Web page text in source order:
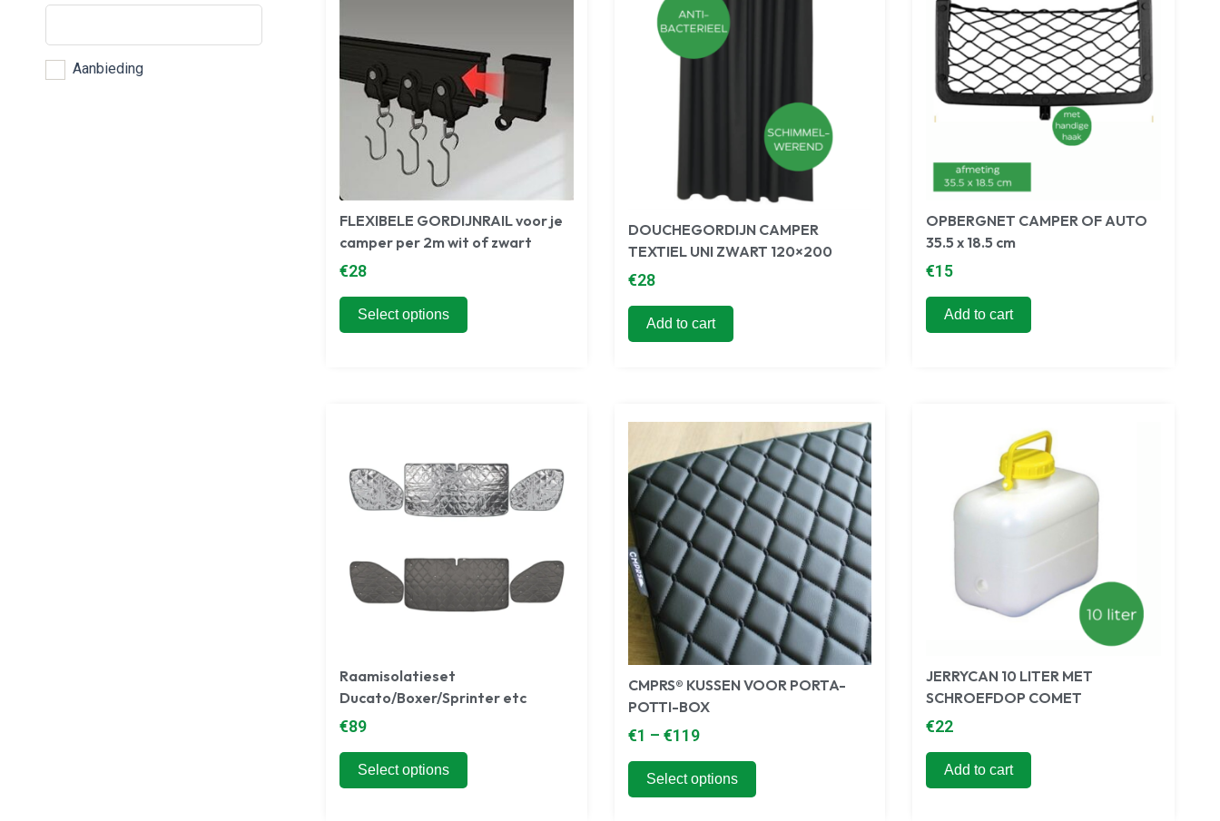
Aanbieding
FLEXIBELE GORDIJNRAIL voor je
camper per 2m wit of zwart
€28
Select options
DOUCHEGORDIJN CAMPER
TEXTIEL UNI ZWART 120×200
€28
Add to cart
OPBERGNET CAMPER OF AUTO
35.5 x 18.5 cm
€15
Add to cart
Raamisolatieset
Ducato/Boxer/Sprinter etc
€89
Select options
CMPRS® KUSSEN VOOR PORTA-
POTTI-BOX
€1 –€119
Select options
JERRYCAN 10 LITER MET
SCHROEFDOP COMET
€22
Add to cart